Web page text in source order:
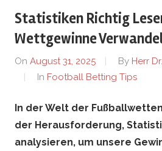
e
r
l
e
b
Statistiken Richtig
Wettgewinne
On August 31, 2025 By Herr
In Football Betting Tips
In der Welt der
der Herausforderung,
analysieren, um unsere